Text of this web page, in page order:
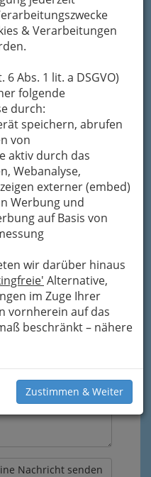
& Verarbeitungen
Abs. 1 lit. a DSGVO)
folgende
durch:
speichern, abrufen
von
aktiv durch das
Webanalyse,
externer (embed)
Werbung und
auf Basis von
wir darüber hinaus
Alternative,
im Zuge Ihrer
vornherein auf das
beschränkt – nähere
Zustimmen & Weiter
vor Spam-Mails zu
dieser Stelle zur
ein sicheres
wird nach dem
per Mail an das
- Schmuck -
Nachricht senden